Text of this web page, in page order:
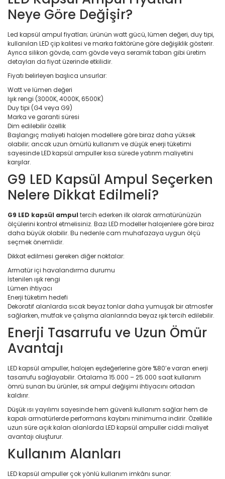
Neye Göre Değişir?
Led kapsül ampul fiyatları; ürünün watt gücü, lümen değeri, duy tipi,
kullanılan LED çip kalitesi ve marka faktörüne göre değişiklik gösterir.
Ayrıca silikon gövde, cam gövde veya seramik taban gibi üretim
detayları da fiyat üzerinde etkilidir.
Fiyatı belirleyen başlıca unsurlar:
Watt ve lümen değeri
Işık rengi (3000K, 4000K, 6500K)
Duy tipi (G4 veya G9)
Marka ve garanti süresi
Dim edilebilir özellik
Başlangıç maliyeti halojen modellere göre biraz daha yüksek
olabilir; ancak uzun ömürlü kullanım ve düşük enerji tüketimi
sayesinde LED kapsül ampuller kısa sürede yatırım maliyetini
karşılar.
G9 LED Kapsül Ampul Seçerken
Nelere Dikkat Edilmeli?
G9 LED kapsül ampul tercih ederken ilk olarak armatürünüzün
ölçülerini kontrol etmelisiniz. Bazı LED modeller halojenlere göre biraz
daha büyük olabilir. Bu nedenle cam muhafazaya uygun ölçü
seçmek önemlidir.
Dikkat edilmesi gereken diğer noktalar:
Armatür içi havalandırma durumu
İstenilen ışık rengi
Lümen ihtiyacı
Enerji tüketim hedefi
Dekoratif alanlarda sıcak beyaz tonlar daha yumuşak bir atmosfer
sağlarken, mutfak ve çalışma alanlarında beyaz ışık tercih edilebilir.
Enerji Tasarrufu ve Uzun Ömür
Avantajı
LED kapsül ampuller, halojen eşdeğerlerine göre %80’e varan enerji
tasarrufu sağlayabilir. Ortalama 15.000 – 25.000 saat kullanım
ömrü sunan bu ürünler, sık ampul değişimi ihtiyacını ortadan
kaldırır.
Düşük ısı yayılımı sayesinde hem güvenli kullanım sağlar hem de
kapalı armatürlerde performans kaybını minimuma indirir. Özellikle
uzun süre açık kalan alanlarda LED kapsül ampuller ciddi maliyet
avantajı oluşturur.
Kullanım Alanları
LED kapsül ampuller çok yönlü kullanım imkânı sunar: